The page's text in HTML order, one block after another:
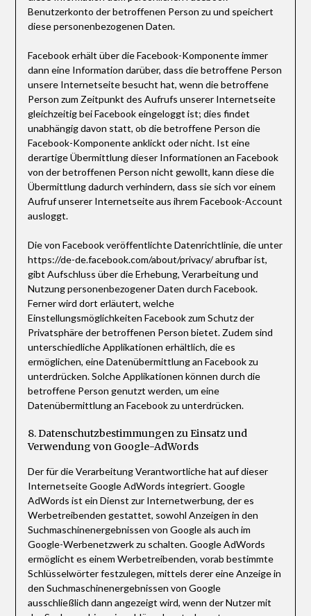
Benutzerkonto der betroffenen Person zu und speichert
diese personenbezogenen Daten.
Facebook erhält über die Facebook-Komponente immer
dann eine Information darüber, dass die betroffene Person
unsere Internetseite besucht hat, wenn die betroffene
Person zum Zeitpunkt des Aufrufs unserer Internetseite
gleichzeitig bei Facebook eingeloggt ist; dies findet
unabhängig davon statt, ob die betroffene Person die
Facebook-Komponente anklickt oder nicht. Ist eine
derartige Übermittlung dieser Informationen an Facebook
von der betroffenen Person nicht gewollt, kann diese die
Übermittlung dadurch verhindern, dass sie sich vor einem
Aufruf unserer Internetseite aus ihrem Facebook-Account
ausloggt.
Die von Facebook veröffentlichte Datenrichtlinie, die unter
https://de-de.facebook.com/about/privacy/ abrufbar ist,
gibt Aufschluss über die Erhebung, Verarbeitung und
Nutzung personenbezogener Daten durch Facebook.
Ferner wird dort erläutert, welche
Einstellungsmöglichkeiten Facebook zum Schutz der
Privatsphäre der betroffenen Person bietet. Zudem sind
unterschiedliche Applikationen erhältlich, die es
ermöglichen, eine Datenübermittlung an Facebook zu
unterdrücken. Solche Applikationen können durch die
betroffene Person genutzt werden, um eine
Datenübermittlung an Facebook zu unterdrücken.
8. Datenschutzbestimmungen zu Einsatz und
Verwendung von Google-AdWords
Der für die Verarbeitung Verantwortliche hat auf dieser
Internetseite Google AdWords integriert. Google
AdWords ist ein Dienst zur Internetwerbung, der es
Werbetreibenden gestattet, sowohl Anzeigen in den
Suchmaschinenergebnissen von Google als auch im
Google-Werbenetzwerk zu schalten. Google AdWords
ermöglicht es einem Werbetreibenden, vorab bestimmte
Schlüsselwörter festzulegen, mittels derer eine Anzeige in
den Suchmaschinenergebnissen von Google
ausschließlich dann angezeigt wird, wenn der Nutzer mit